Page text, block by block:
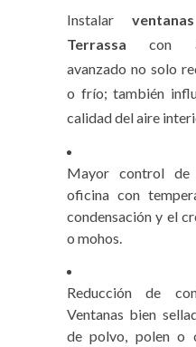
Instalar
Terrassa con
avanzado no solo
o frío; también
calidad del aire
Mayor control de
oficina con
condensación y el
o mohos.
Reducción de
Ventanas bien
de polvo, polen o